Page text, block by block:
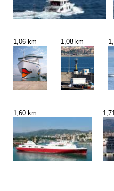
1,06 km 1,08 km
1,60 km